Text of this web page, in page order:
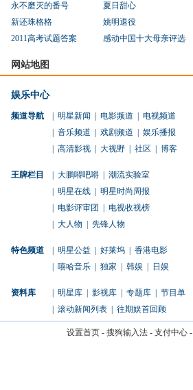
永不磨灭的番号 夏日甜心
新还珠格格
姚明退役
2011高考试题答案
感动中国十大母亲评选
网站地图
娱乐中心
频道导航 明星新闻 电影频道
电视频道
音乐频道 戏剧频道
娱乐播报
高清影视 大视野 社区 博客
王牌栏目 大鹏嘚吧嘚
潮流实验室
明星在线
明星时尚周报
电影评审团
电视收视榜
大人物 先锋人物
特色频道 明星公益 好莱坞
香港电影
嘻哈音乐 独家 韩娱 日娱
资料库 明星库 影视库 专题库
节目单
滚动新闻列表 往期娱首回顾
设置首页- 搜狗输入法- 支付中心-